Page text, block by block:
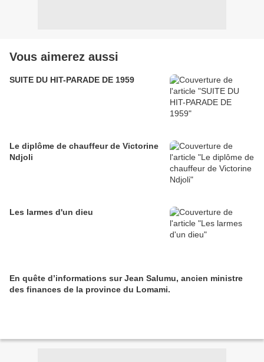
Vous aimerez aussi
SUITE DU HIT-PARADE DE 1959
Le diplôme de chauffeur de Victorine
Ndjoli
Les larmes d'un dieu
En quête d’informations sur Jean Salumu, ancien ministre
des finances de la province du Lomami.